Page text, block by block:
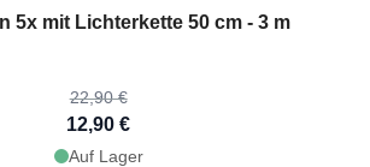
5x mit Lichterkette 50 cm - 3 m
the options chosen on the product page
22,90 €
12,90 €
Auf Lager